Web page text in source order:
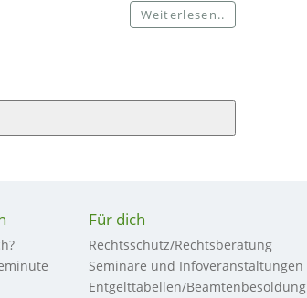
Weiterlesen..
Für dich
Rechtsschutz/Rechtsberatung
Seminare und Infoveranstaltungen
Entgelttabellen/Beamtenbesoldung